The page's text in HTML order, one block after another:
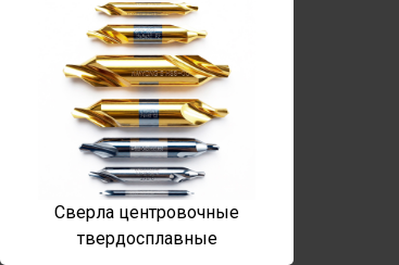
Сверла центровочные
твердосплавные